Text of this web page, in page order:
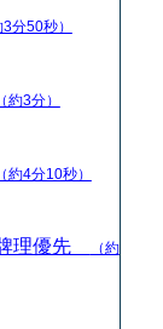
3分50秒）
（約3分）
（約4分10秒）
理優先
（約